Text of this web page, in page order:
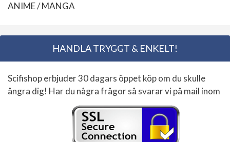
ANIME / MANGA
HANDLA TRYGGT & ENKELT!
Scifishop erbjuder 30 dagars öppet köp om du skulle
ångra dig! Har du några frågor så svarar vi på mail inom